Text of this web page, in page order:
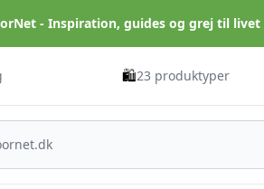
- Inspiration, guides og grej til
🛍️23 produktyper